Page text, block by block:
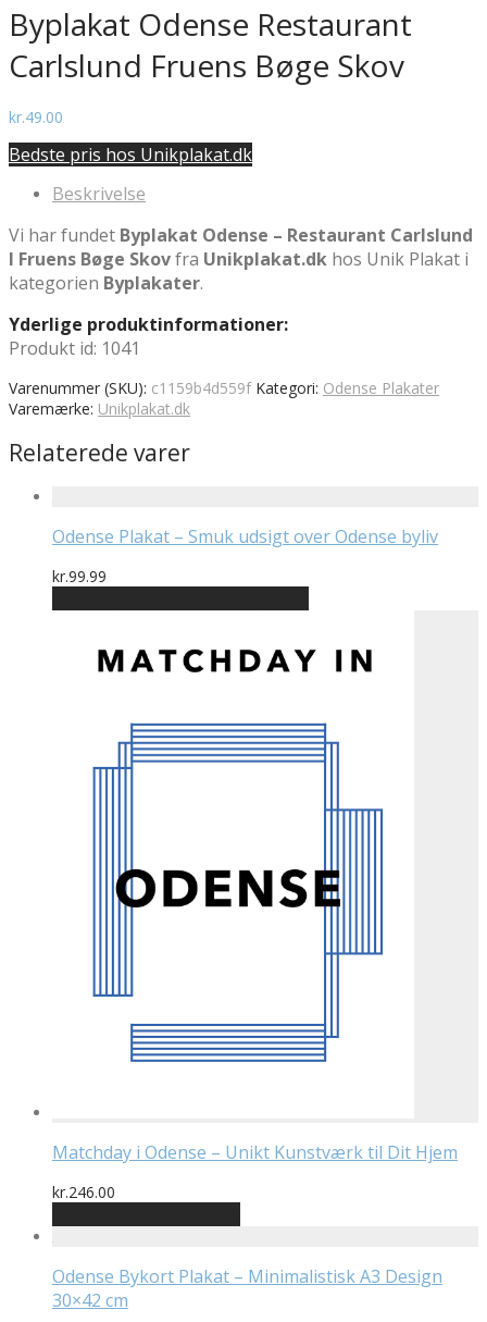
Byplakat Odense Restaurant
Carlslund Fruens Bøge Skov
kr.49.00
Bedste pris hos Unikplakat.dk
Beskrivelse
Vi har fundet Byplakat Odense – Restaurant Carlslund
I Fruens Bøge Skovfra Unikplakat.dk hos Unik Plakat i
kategorien Byplakater.
Yderlige produktinformationer:
Produkt id: 1041
Varenummer (SKU): c1159b4d559f Kategori: Odense Plakater
Varemærke: Unikplakat.dk
Relaterede varer
Odense Plakat – Smuk udsigt over Odense byliv
kr.99.99
Matchday i Odense – Unikt Kunstværk til Dit Hjem
kr.246.00
Odense Bykort Plakat – Minimalistisk A3 Design
30×42 cm